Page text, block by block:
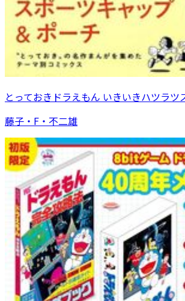
とっておきドラえもん いきいきハツラツ
藤子・F・不二雄